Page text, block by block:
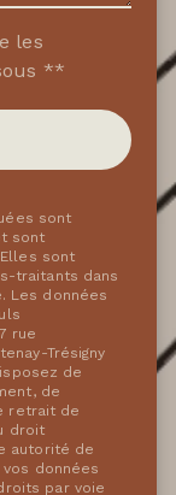
les
**
sont
sont
sont
traitants dans
Les données
rue
Trésigny
de
de
retrait de
droit
autorité de
données
par voie